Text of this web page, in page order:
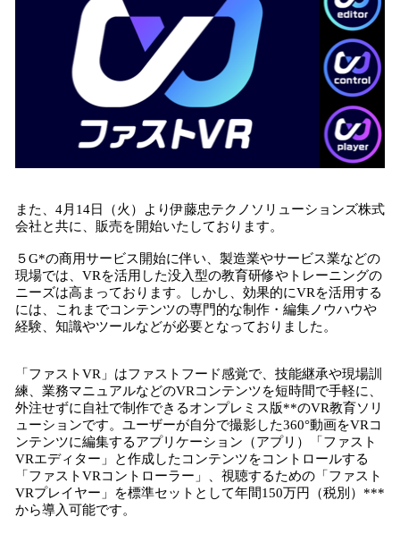
また、4月14日（火）より伊藤忠テクノソリューションズ株式
会社と共に、販売を開始いたしております。
５G*の商用サービス開始に伴い、製造業やサービス業などの
現場では、VRを活用した没入型の教育研修やトレーニングの
ニーズは高まっております。しかし、効果的にVRを活用する
には、これまでコンテンツの専門的な制作・編集ノウハウや
経験、知識やツールなどが必要となっておりました。
「ファストVR」はファストフード感覚で、技能継承や現場訓
練、業務マニュアルなどのVRコンテンツを短時間で手軽に、
外注せずに自社で制作できるオンプレミス版**のVR教育ソリ
ューションです。ユーザーが自分で撮影した360°動画をVRコ
ンテンツに編集するアプリケーション（アプリ）「ファスト
VRエディター」と作成したコンテンツをコントロールする
「ファストVRコントローラー」、視聴するための「ファスト
VRプレイヤー」を標準セットとして年間150万円（税別）***
から導入可能です。